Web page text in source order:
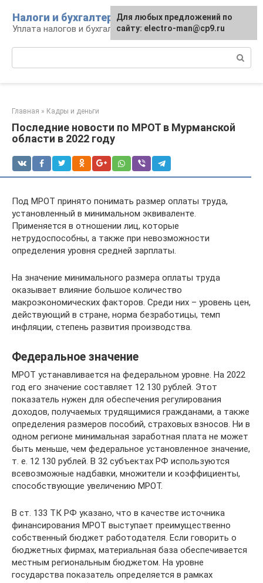
контенту
Налоги и бухгалтерия
Уплата налогов и бухгалтерская отчётность
Главная » Кадры и деньги
Последние новости по МРОТ в Мурманской
области в 2022 году
Под МРОТ принято понимать размер оплаты труда,
установленный в минимальном эквиваленте.
Применяется в отношении лиц, которые
нетрудоспособны, а также при невозможности
определения уровня средней зарплаты.
На значение минимального размера оплаты труда
оказывает влияние большое количество
макроэкономических факторов. Среди них – уровень цен,
действующий в стране, норма безработицы, темп
инфляции, степень развития производства.
Федеральное значение
МРОТ устанавливается на федеральном уровне. На 2022
год его значение составляет 12 130 рублей. Этот
показатель нужен для обеспечения регулирования
доходов, получаемых трудящимися гражданами, а также
определения размеров пособий, страховых взносов. Ни в
одном регионе минимальная заработная плата не может
быть меньше, чем федеральное установленное значение,
т. е. 12 130 рублей. В 32 субъектах РФ используются
всевозможные надбавки, множители и коэффициенты,
способствующие увеличению МРОТ.
В ст. 133 ТК РФ указано, что в качестве источника
финансирования МРОТ выступает преимущественно
собственный бюджет работодателя. Если говорить о
бюджетных фирмах, материальная база обеспечивается
местным региональным бюджетом. На уровне
государства показатель определяется в рамках
Для любых предложений по
сайту: electro-man@cp9.ru